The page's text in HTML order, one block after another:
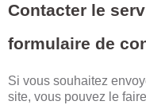
Contacter le
formulaire de
Si vous souhaitez
site, vous pouvez le